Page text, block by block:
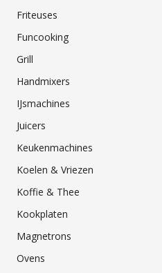
Friteuses
Funcooking
Grill
Handmixers
IJsmachines
Juicers
Keukenmachines
Koelen & Vriezen
Koffie & Thee
Kookplaten
Magnetrons
Ovens